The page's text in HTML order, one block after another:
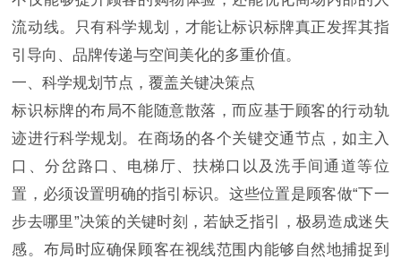
流动线。只有科学规划，才能让标识标牌真正发挥其指
引导向、品牌传递与空间美化的多重价值。
一、科学规划节点，覆盖关键决策点
标识标牌的布局不能随意散落，而应基于顾客的行动轨
迹进行科学规划。在商场的各个关键交通节点，如主入
口、分岔路口、电梯厅、扶梯口以及洗手间通道等位
置，必须设置明确的指引标识。这些位置是顾客做“下一
步去哪里”决策的关键时刻，若缺乏指引，极易造成迷失
感。布局时应确保顾客在视线范围内能够自然地捕捉到